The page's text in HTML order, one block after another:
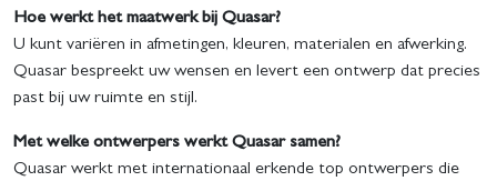
Hoe werkt het maatwerk bij Quasar?
U kunt variëren in afmetingen, kleuren, materialen en afwerking.
Quasar bespreekt uw wensen en levert een ontwerp dat precies
past bij uw ruimte en stijl.
Met welke ontwerpers werkt Quasar samen?
Quasar werkt met internationaal erkende top ontwerpers die